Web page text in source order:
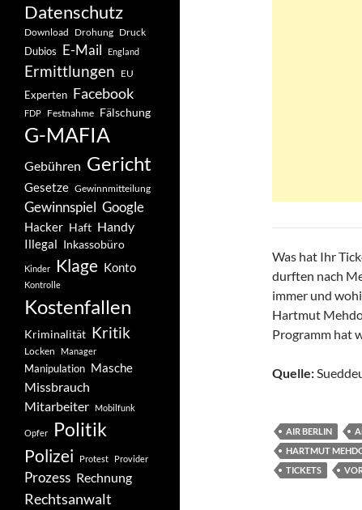
Was hat Ihr
durften nach
immer und
Hartmut
Programm hat
Quelle:
AIR BERLIN
HARTMUT
TICKETS
Datenschutz
Download Drohung Druck
Dubios E-Mail England
Ermittlungen EU
Experten Facebook
FDP Festnahme Fälschung
G-MAFIA
Gebühren Gericht
Gesetze Gewinnmitteilung
Gewinnspiel Google
Hacker Haft Handy
Illegal Inkassobüro
Kinder Klage Konto
Kontrolle
Kostenfallen
Kriminalität Kritik
Locken Manager
Manipulation Masche
Missbrauch
Mitarbeiter
Mobilfunk
Opfer Politik
Polizei Protest Provider
Prozess Rechnung
Rechtsanwalt